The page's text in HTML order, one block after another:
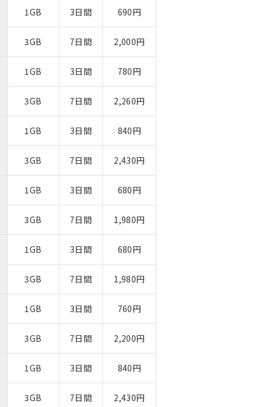
1GB 3日間 690円
3GB 7日間 2,000円
1GB 3日間 780円
3GB 7日間 2,260円
1GB 3日間 840円
3GB 7日間 2,430円
1GB 3日間 680円
3GB 7日間 1,980円
1GB 3日間 680円
3GB 7日間 1,980円
1GB 3日間 760円
3GB 7日間 2,200円
1GB 3日間 840円
3GB 7日間 2,430円